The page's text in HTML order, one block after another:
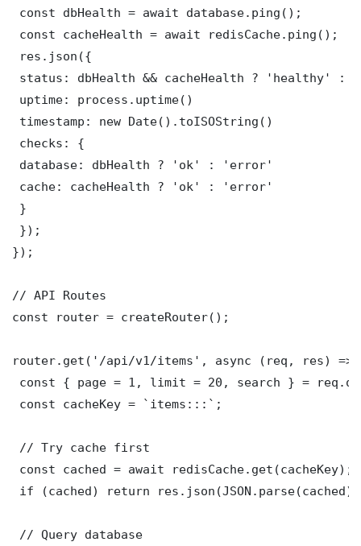
const dbHealth = await database.ping();
const cacheHealth = await redisCache.ping();
res.json({
status: dbHealth && cacheHealth ? 'healthy' :
uptime: process.uptime()
timestamp: new Date().toISOString()
checks: {
database: dbHealth ? 'ok' : 'error'
cache: cacheHealth ? 'ok' : 'error'
}
});
});
// API Routes
const router = createRouter();
router.get('/api/v1/items', async (req, res) =>
const { page = 1, limit = 20, search } =
const cacheKey = `items:::`;
// Try cache first
const cached = await redisCache.get(cacheKey);
if (cached) return
// Query database